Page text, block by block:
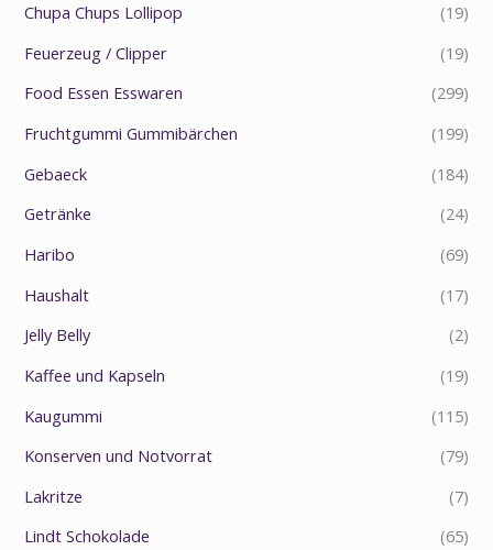
Chupa Chups Lollipop
(19)
Feuerzeug / Clipper
(19)
Food Essen Esswaren
(299)
Fruchtgummi Gummibärchen
(199)
Gebaeck
(184)
Getränke
(24)
Haribo
(69)
Haushalt
(17)
Jelly Belly
(2)
Kaffee und Kapseln
(19)
Kaugummi
(115)
Konserven und Notvorrat
(79)
Lakritze
(7)
Lindt Schokolade
(65)